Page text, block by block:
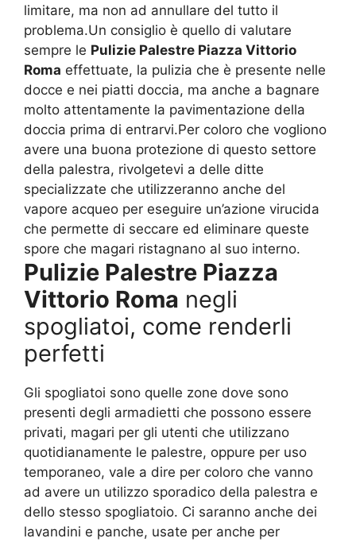
limitare, ma non ad annullare del tutto il
problema.Un consiglio è quello di valutare
sempre le Pulizie Palestre Piazza Vittorio
Roma effettuate, la pulizia che è presente nelle
docce e nei piatti doccia, ma anche a bagnare
molto attentamente la pavimentazione della
doccia prima di entrarvi.Per coloro che vogliono
avere una buona protezione di questo settore
della palestra, rivolgetevi a delle ditte
specializzate che utilizzeranno anche del
vapore acqueo per eseguire un’azione virucida
che permette di seccare ed eliminare queste
spore che magari ristagnano al suo interno.
Pulizie Palestre Piazza
Vittorio Roma negli
spogliatoi, come renderli
perfetti
Gli spogliatoi sono quelle zone dove sono
presenti degli armadietti che possono essere
privati, magari per gli utenti che utilizzano
quotidianamente le palestre, oppure per uso
temporaneo, vale a dire per coloro che vanno
ad avere un utilizzo sporadico della palestra e
dello stesso spogliatoio. Ci saranno anche dei
lavandini e panche, usate per anche per